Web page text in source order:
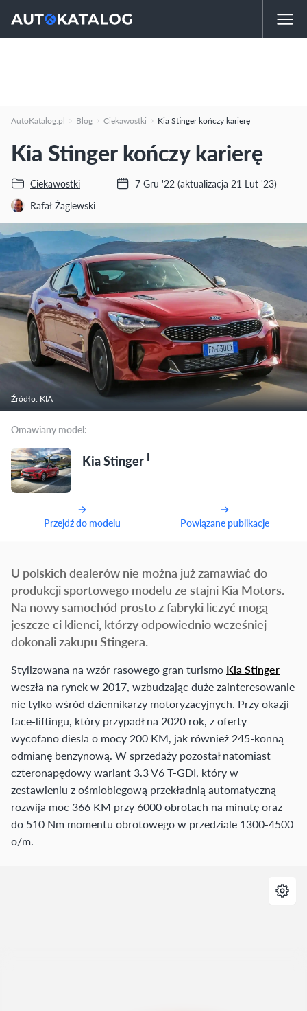
AutoKatalog.pl Blog Ciekawostki Kia Stinger kończy karierę
Kia Stinger kończy karierę
Ciekawostki
Rafał Żaglewski
7 Gru '22 (aktualizacja 21 Lut '23)
Źródło: KIA
Omawiany model:
Kia Stinger I
Przejdź do modelu Powiązane publikacje
U polskich dealerów nie można już zamawiać do
produkcji sportowego modelu ze stajni Kia Motors.
Na nowy samochód prosto z fabryki liczyć mogą
jeszcze ci klienci, którzy odpowiednio wcześniej
dokonali zakupu Stingera.
Stylizowana na wzór rasowego gran turismo Kia Stinger
weszła na rynek w 2017, wzbudzając duże zainteresowanie
nie tylko wśród dziennikarzy motoryzacyjnych. Przy okazji
face-liftingu, który przypadł na 2020 rok, z oferty
wycofano diesla o mocy 200 KM, jak również 245-konną
odmianę benzynową. W sprzedaży pozostał natomiast
czteronapędowy wariant 3.3 V6 T-GDI, który w
zestawieniu z ośmiobiegową przekładnią automatyczną
rozwija moc 366 KM przy 6000 obrotach na minutę oraz
do 510 Nm momentu obrotowego w przedziale 1300-4500
o/m.